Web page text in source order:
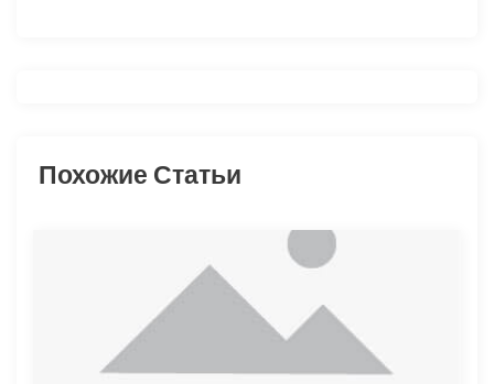
и
Похожие Статьи